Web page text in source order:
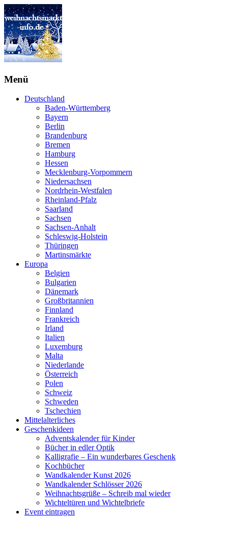
Menü
Deutschland
Baden-Württemberg
Bayern
Berlin
Brandenburg
Bremen
Hamburg
Hessen
Mecklenburg-Vorpommern
Niedersachsen
Nordrhein-Westfalen
Rheinland-Pfalz
Saarland
Sachsen
Sachsen-Anhalt
Schleswig-Holstein
Thüringen
Martinsmärkte
Europa
Belgien
Bulgarien
Dänemark
Großbritannien
Finnland
Frankreich
Irland
Italien
Luxemburg
Malta
Niederlande
Österreich
Polen
Schweiz
Schweden
Tschechien
Mittelalterliches
Geschenkideen
Adventskalender für Kinder
Bücher in edler Optik
Kalligrafie – Ein wunderbares Geschenk
Kochbücher
Wandkalender Kunst 2026
Wandkalender Schlösser 2026
Weihnachtsgrüße – Schreib mal wieder
Wichteltüren und Wichtelbriefe
Event eintragen